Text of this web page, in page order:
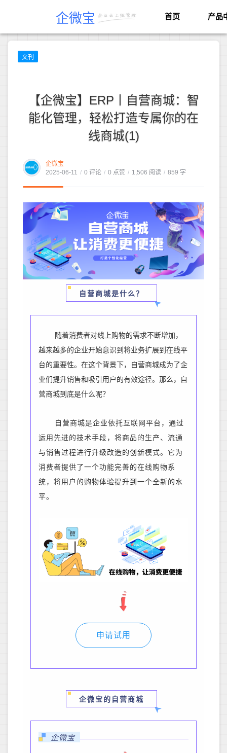
企微宝 首页 产品
文刊
【企微宝】ERP丨自营商城：智
能化管理，轻松打造专属你的在
线商城(1)
企微宝
2025-06-11 / 0 评论 / 0 点赞 / 1,506 阅读 / 859 字
自营商城是什么？
随着消费者对线上购物的需求不断增加，
越来越多的企业开始意识到将业务扩展到在线平
台的重要性。在这个背景下，自营商城成为了企
业们提升销售和吸引用户的有效途径。那么，自
营商城到底是什么呢？
自营商城是企业依托互联网平台，通过
运用先进的技术手段，将商品的生产、流通
与销售过程进行升级改造的创新模式。它为
消费者提供了一个功能完善的在线购物系
统，将用户的购物体验提升到一个全新的水
平。
申请试用
企微宝的自营商城
企微宝